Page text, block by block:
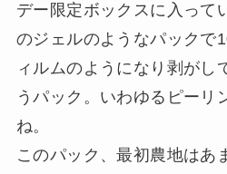
デー限定ボックスに入って
のジェルのようなパックで
ィルムのようになり剥がし
うパック。いわゆるピーリ
ね。
このパック、最初農地はあ